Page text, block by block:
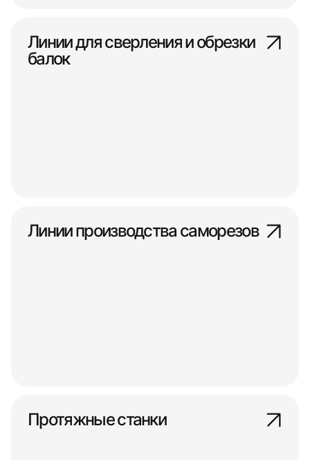
Линии для сверления и обрезки
балок
Линии производства саморезов
Протяжные станки